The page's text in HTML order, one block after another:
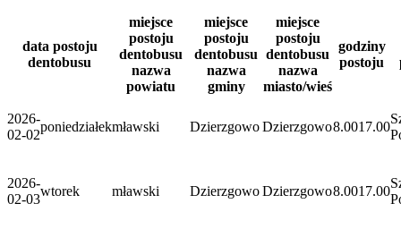
data postoju
dentobusu
miejsce
postoju
dentobusu
nazwa
powiatu
miejsce
postoju
dentobusu
nazwa
gminy
miejsce
postoju
dentobusu
nazwa
miasto/wieś
godziny
postoju
2026-
02-02
poniedziałekmławski DzierzgowoDzierzgowo8.0017.00
2026-
02-03
wtorek mławski DzierzgowoDzierzgowo8.0017.00